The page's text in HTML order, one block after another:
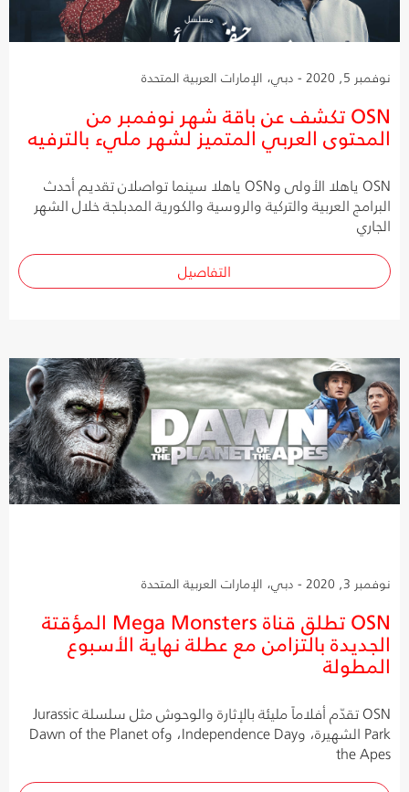
نوفمبر 5, 2020 - دبي، الإمارات العربية المتحدة
OSN تكشف عن باقة شهر نوفمبر من
المحتوى العربي المتميز لشهر مليء بالترفيه
OSN ياهلا الأولى وOSN ياهلا سينما تواصلان تقديم أحدث
البرامج العربية والتركية والروسية والكورية المدبلجة خلال الشهر
الجاري
التفاصيل
نوفمبر 3, 2020 - دبي، الإمارات العربية المتحدة
OSN تطلق قناة Mega Monsters المؤقتة
الجديدة بالتزامن مع عطلة نهاية الأسبوع
المطولة
OSN تقدّم أفلاماً مليئة بالإثارة والوحوش مثل سلسلة Jurassic
Park الشهيرة، وIndependence Day، وDawn of the Planet of
the Apes